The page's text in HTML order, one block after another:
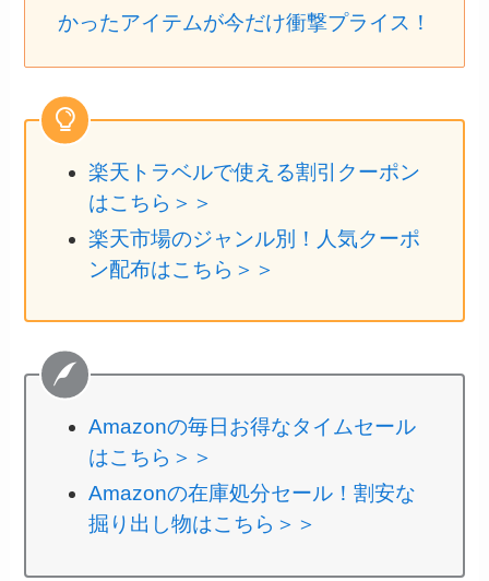
かったアイテムが今だけ衝撃プライス！
楽天トラベルで使える割引クーポン
はこちら＞＞
楽天市場のジャンル別！人気クーポ
ン配布はこちら＞＞
Amazonの毎日お得なタイムセール
はこちら＞＞
Amazonの在庫処分セール！割安な
掘り出し物はこちら＞＞